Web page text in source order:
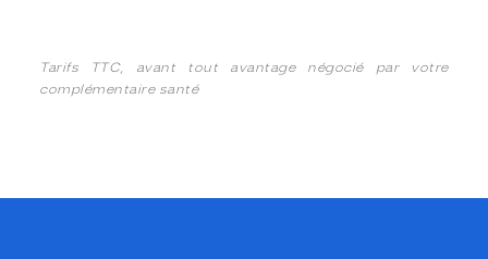
Tarifs TTC, avant tout avantage négocié par votre
complémentaire santé